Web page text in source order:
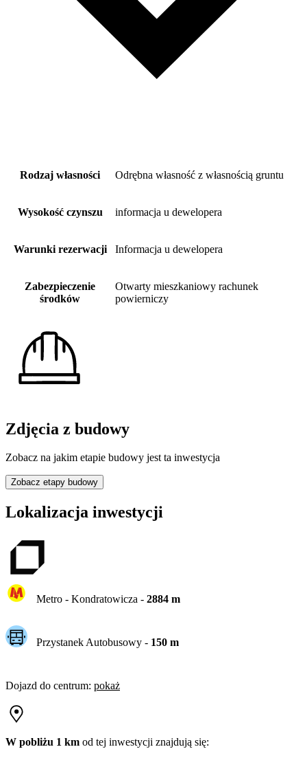
Rodzaj własności Odrębna własność z własnością gruntu
Wysokość czynszu informacja u dewelopera
Warunki rezerwacji Informacja u dewelopera
Zabezpieczenie
środków
Otwarty mieszkaniowy rachunek
powierniczy
Zdjęcia z budowy
Zobacz na jakim etapie budowy jest ta inwestycja
Zobacz etapy budowy
Lokalizacja inwestycji
Metro - Kondratowicza - 2884m
Przystanek Autobusowy - 150m
Dojazd do centrum: pokaż
W pobliżu 1 km od tej inwestycji znajdują się: